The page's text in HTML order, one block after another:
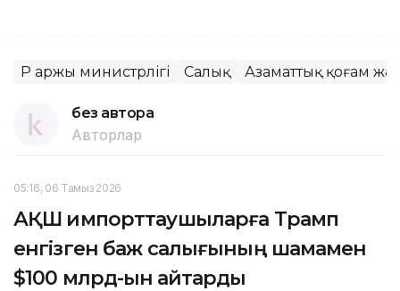
ҚР Қаржы министрлігі Салық Азаматтық қоғам
без автора
Авторлар
05:16, 06 Тамыз 2026
АҚШ импорттаушыларға Трамп
енгізген баж салығының шамамен
$100 млрд-ын қайтарды